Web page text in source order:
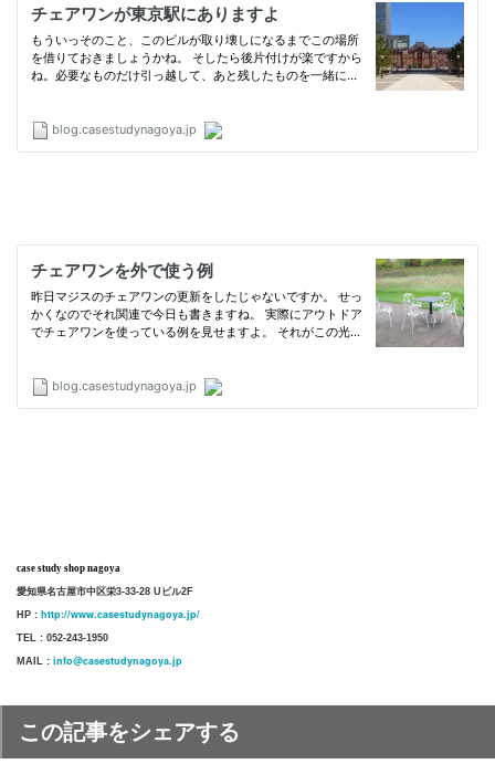
case study shop nagoya
愛知県名古屋市中区栄3-33-28 Uビル2F
HP : http://www.casestudynagoya.jp/
TEL : 052-243-1950
MAIL : info@casestudynagoya.jp
この記事をシェアする